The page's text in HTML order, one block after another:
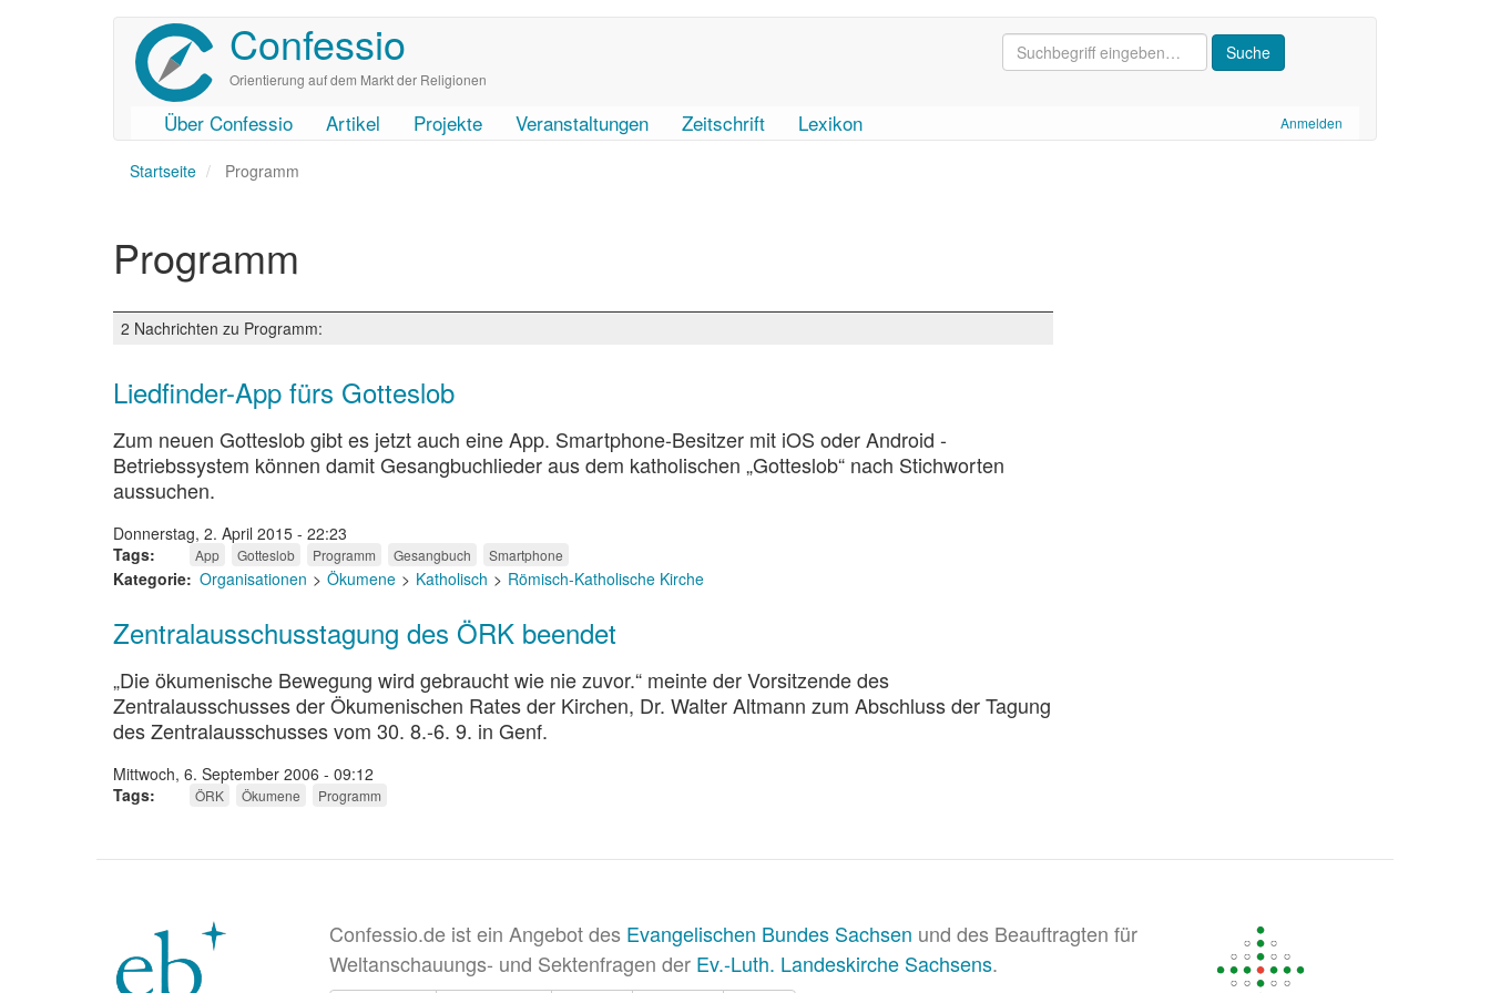
Confessio
Orientierung auf dem Markt der Religionen
User
account
Anmelden
Main
navigation
Über Confessio Artikel Projekte Veranstaltungen Zeitschrift Lexikon
Startseite Programm
Programm
2 Nachrichten zu Programm:
Liedfinder-App fürs Gotteslob
Zum neuen Gotteslob gibt es jetzt auch eine App. Smartphone-Besitzer mit iOS oder Android -
Betriebssystem können damit Gesangbuchlieder aus dem katholischen „Gotteslob“ nach Stichworten
aussuchen.
Donnerstag, 2. April 2015 - 22:23
Tags
App Gotteslob Programm Gesangbuch Smartphone
Kategorie Organisationen Ökumene Katholisch Römisch-Katholische Kirche
Zentralausschusstagung des ÖRK beendet
„Die ökumenische Bewegung wird gebraucht wie nie zuvor.“ meinte der Vorsitzende des
Zentralausschusses der Ökumenischen Rates der Kirchen, Dr. Walter Altmann zum Abschluss der Tagung
des Zentralausschusses vom 30. 8.-6. 9. in Genf.
Mittwoch, 6. September 2006 - 09:12
Tags
ÖRK Ökumene Programm
Confessio.de ist ein Angebot des Evangelischen Bundes Sachsen und des Beauftragten für
Weltanschauungs- und Sektenfragen der Ev.-Luth. Landeskirche Sachsens.